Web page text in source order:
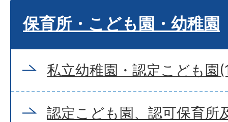
保育所・こども園・幼稚園
私立幼稚園・認定こども園
認定こども園、認可保育所